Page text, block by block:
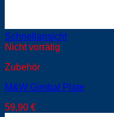
Schnellansicht
Nicht vorrätig
Zubehör
M&W Gimbal Plate
59,90 €